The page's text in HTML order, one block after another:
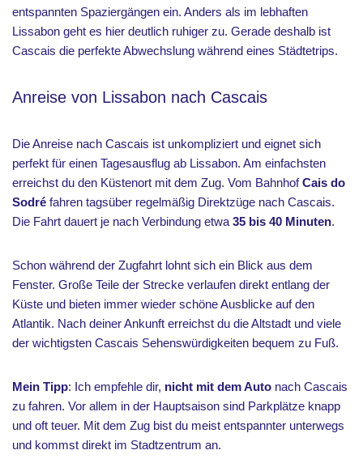
entspannten Spaziergängen ein. Anders als im lebhaften
Lissabon geht es hier deutlich ruhiger zu. Gerade deshalb ist
Cascais die perfekte Abwechslung während eines Städtetrips.
Anreise von Lissabon nach Cascais
Die Anreise nach Cascais ist unkompliziert und eignet sich
perfekt für einen Tagesausflug ab Lissabon. Am einfachsten
erreichst du den Küstenort mit dem Zug. Vom BahnhofCais do
Sodré fahren tagsüber regelmäßig Direktzüge nach Cascais.
Die Fahrt dauert je nach Verbindung etwa 35 bis 40 Minuten.
Schon während der Zugfahrt lohnt sich ein Blick aus dem
Fenster. Große Teile der Strecke verlaufen direkt entlang der
Küste und bieten immer wieder schöne Ausblicke auf den
Atlantik. Nach deiner Ankunft erreichst du die Altstadt und viele
der wichtigsten Cascais Sehenswürdigkeiten bequem zu Fuß.
Mein Tipp: Ich empfehle dir, nicht mit dem Auto nach Cascais
zu fahren. Vor allem in der Hauptsaison sind Parkplätze knapp
und oft teuer. Mit dem Zug bist du meist entspannter unterwegs
und kommst direkt im Stadtzentrum an.